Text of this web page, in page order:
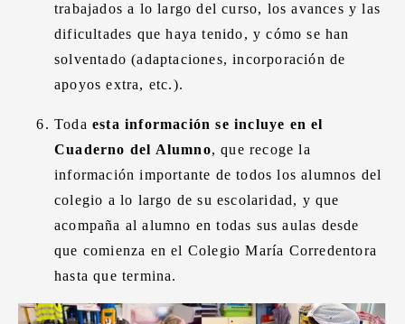
trabajados a lo largo del curso, los avances y las
dificultades que haya tenido, y cómo se han
solventado (adaptaciones, incorporación de
apoyos extra, etc.).
Toda esta información se incluye en el
Cuaderno del Alumno, que recoge la
información importante de todos los alumnos del
colegio a lo largo de su escolaridad, y que
acompaña al alumno en todas sus aulas desde
que comienza en el Colegio María Corredentora
hasta que termina.